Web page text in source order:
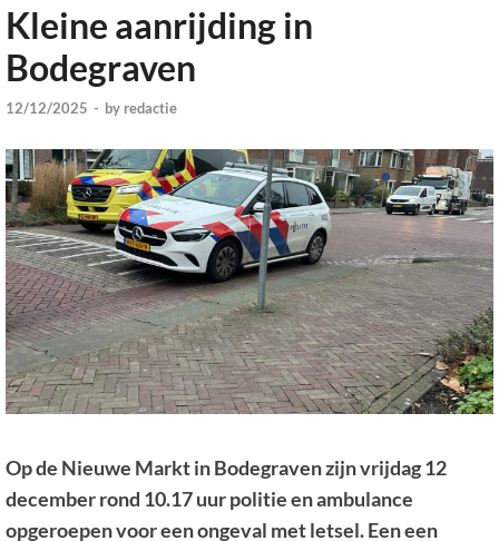
Kleine aanrijding in
Bodegraven
12/12/2025 - by redactie
Op de Nieuwe Markt in Bodegraven zijn vrijdag 12
december rond 10.17 uur politie en ambulance
opgeroepen voor een ongeval met letsel. Een een